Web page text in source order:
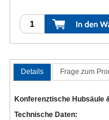
Details Frage zum
Konferenztische Hubsäule
Technische Daten: